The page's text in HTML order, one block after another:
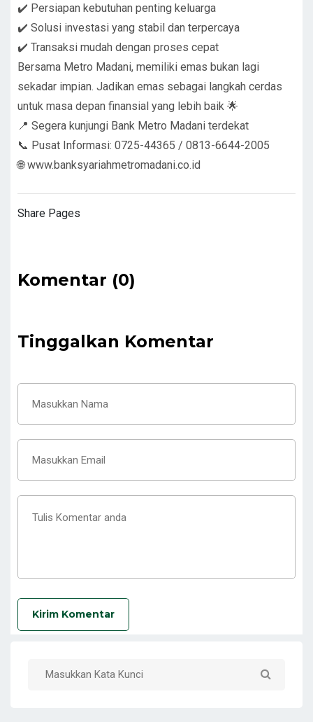
✔️ Persiapan kebutuhan penting keluarga
✔️ Solusi investasi yang stabil dan terpercaya
✔️ Transaksi mudah dengan proses cepat
Bersama Metro Madani, memiliki emas bukan lagi
sekadar impian. Jadikan emas sebagai langkah cerdas
untuk masa depan finansial yang lebih baik 🌟
📍 Segera kunjungi Bank Metro Madani terdekat
📞 Pusat Informasi: 0725-44365 / 0813-6644-2005
🌐www.banksyariahmetromadani.co.id
Share Pages
Komentar (0)
Tinggalkan Komentar
Kirim Komentar